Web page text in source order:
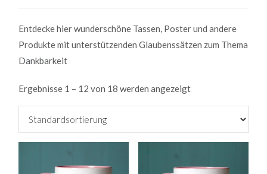
Entdecke hier wunderschöne Tassen, Poster und andere
Produkte mit unterstützenden Glaubenssätzen zum Thema
Dankbarkeit
Ergebnisse 1 – 12 von 18 werden angezeigt